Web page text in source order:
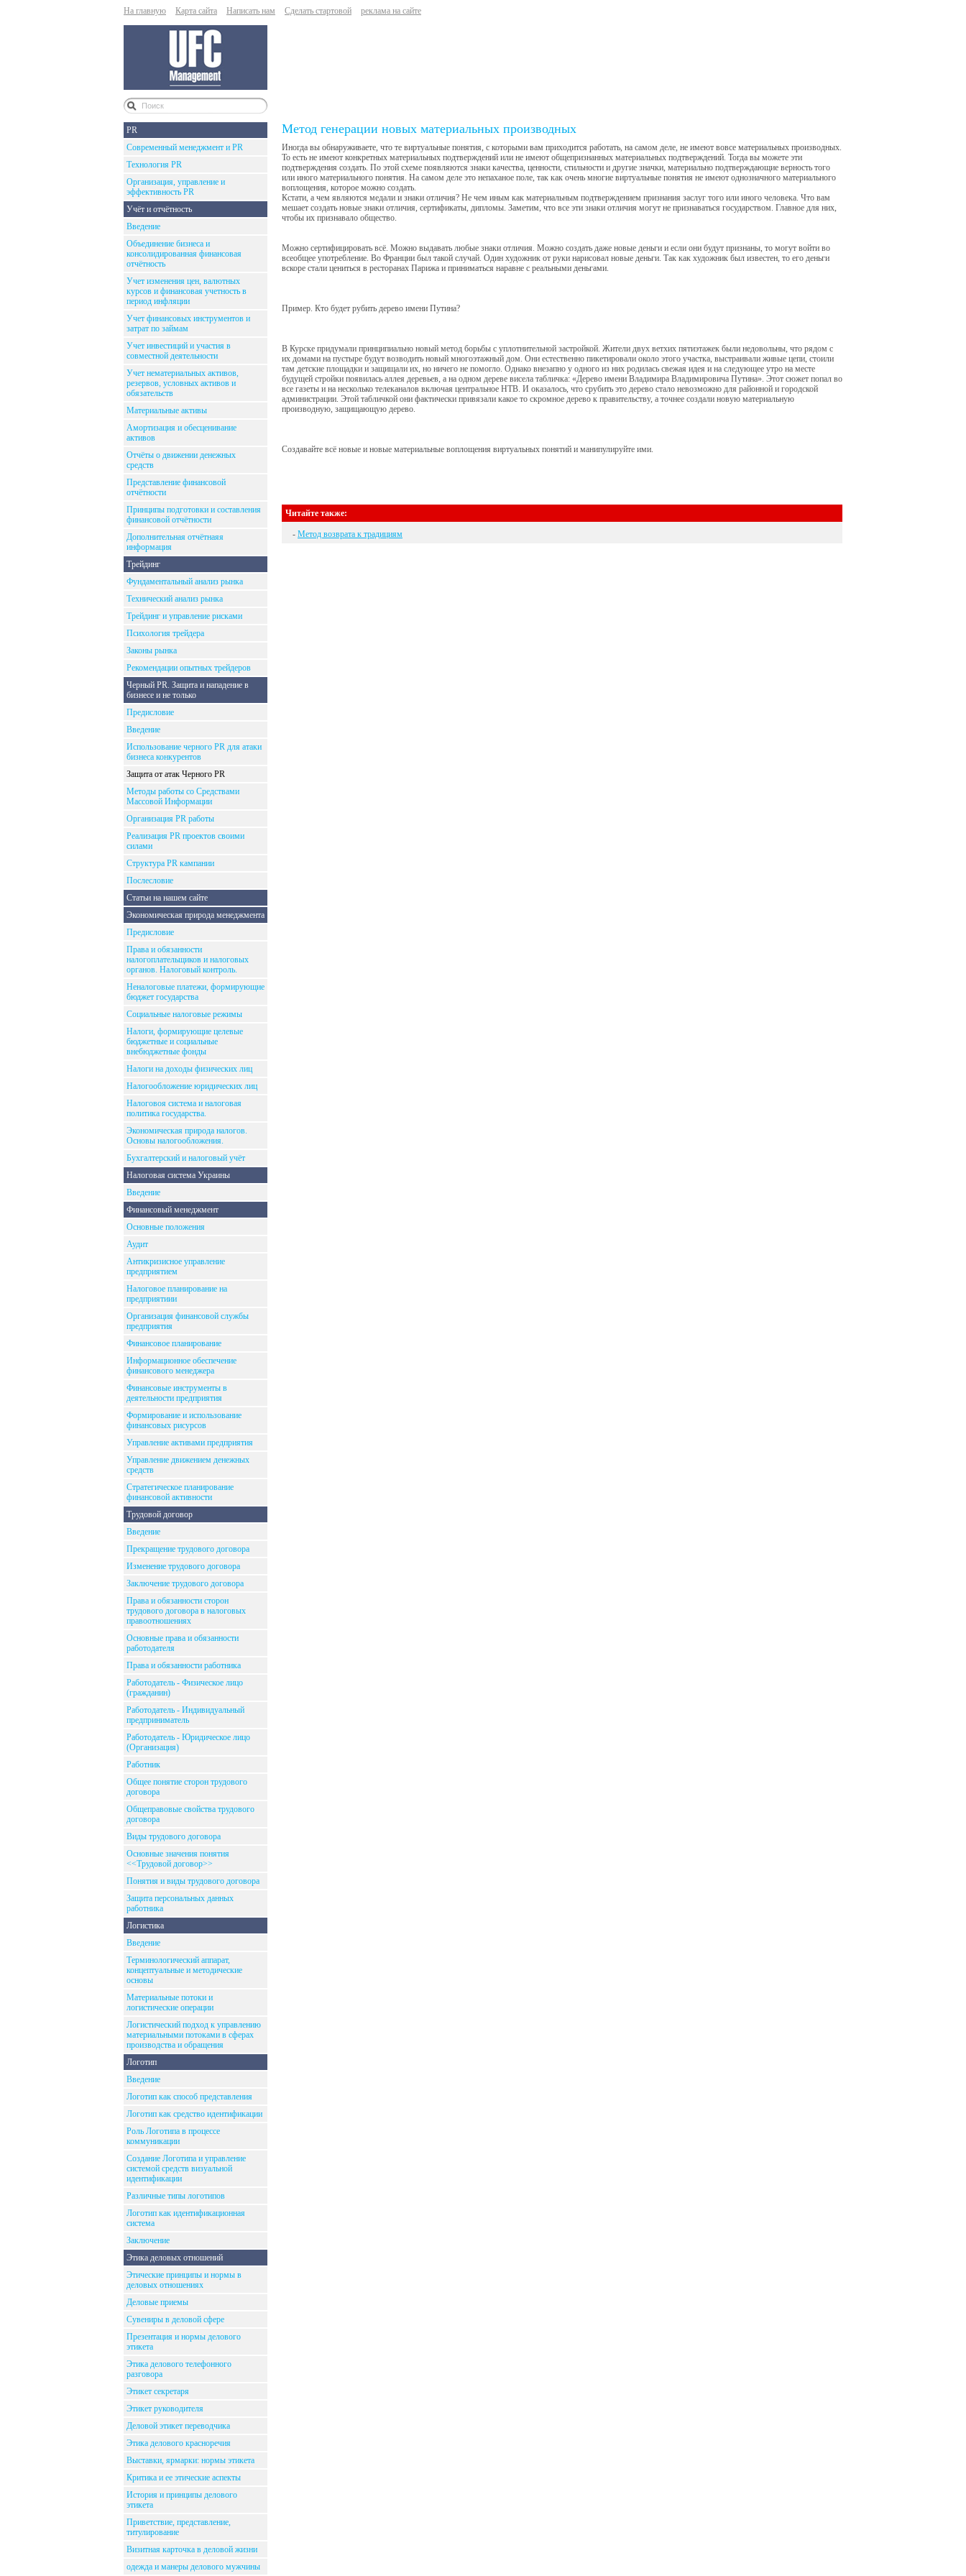
На главную Карта сайта Написать нам Сделать стартовой реклама на сайте
PR
Современный менеджмент и PR
Технология PR
Организация, управление и
эффективность PR
Учёт и отчётность
Введение
Объединение бизнеса и
консолидированная финансовая
отчётность
Учет изменения цен, валютных
курсов и финансовая учетность в
период инфляции
Учет финансовых инструментов и
затрат по займам
Учет инвестиций и участия в
совместной деятельности
Учет нематериальных активов,
резервов, условных активов и
обязательств
Материальные активы
Амортизация и обесценивание
активов
Отчёты о движении денежных
средств
Представление финансовой
отчётности
Принципы подготовки и составления
финансовой отчётности
Дополнительная отчётнаяя
информация
Трейдинг
Фундаментальный анализ рынка
Технический анализ рынка
Трейдинг и управление рисками
Психология трейдера
Законы рынка
Рекомендации опытных трейдеров
Черный PR. Защита и нападение в
бизнесе и не только
Предисловие
Введение
Использование черного PR для атаки
бизнеса конкурентов
Защита от атак Черного PR
Методы работы со Средствами
Массовой Информации
Организация PR работы
Реализация PR проектов своими
силами
Структура PR кампании
Послесловие
Статьи на нашем сайте
Экономическая природа менеджмента
Предисловие
Права и обязанности
налогоплательщиков и налоговых
органов. Налоговый контроль.
Неналоговые платежи, формирующие
бюджет государства
Социальные налоговые режимы
Налоги, формирующие целевые
бюджетные и социальные
внебюджетные фонды
Налоги на доходы физических лиц
Налогообложение юридических лиц
Налоговоя система и налоговая
политика государства.
Экономическая природа налогов.
Основы налогообложения.
Бухгалтерский и налоговый учёт
Налоговая система Украины
Введение
Финансовый менеджмент
Основные положения
Аудит
Антикризисное управление
предприятием
Налоговое планирование на
предприятиии
Организация финансовой службы
предприятия
Финансовое планирование
Информационное обеспечение
финансового менеджера
Финансовые инструменты в
деятельности предприятия
Формирование и использование
финансовых рисурсов
Управление активами предприятия
Управление движением денежных
средств
Стратегическое планирование
финансовой активности
Трудовой договор
Введение
Прекращение трудового договора
Изменение трудового договора
Заключение трудового договора
Права и обязанности сторон
трудового договора в налоговых
правоотношениях
Основные права и обязанности
работодателя
Права и обязанности работника
Работодатель - Физическое лицо
(гражданин)
Работодатель - Индивидуальный
предприниматель
Работодатель - Юридическое лицо
(Организация)
Работник
Общее понятие сторон трудового
договора
Общеправовые свойства трудового
договора
Виды трудового договора
Основные значения понятия
<<Трудовой договор>>
Понятия и виды трудового договора
Защита персональных данных
работника
Логистика
Введение
Терминологический аппарат,
концептуальные и методические
основы
Материальные потоки и
логистические операции
Логистический подход к управлению
материальными потоками в сферах
производства и обращения
Логотип
Введение
Логотип как способ представления
Логотип как средство идентификации
Роль Логотипа в процессе
коммуникации
Создание Логотипа и управление
системой средств визуальной
идентификации
Различные типы логотипов
Логотип как идентификационная
система
Заключение
Этика деловых отношений
Этические принципы и нормы в
деловых отношениях
Деловые приемы
Сувениры в деловой сфере
Презентация и нормы делового
этикета
Этика делового телефонного
разговора
Этикет секретаря
Этикет руководителя
Деловой этикет переводчика
Этика делового красноречия
Выставки, ярмарки: нормы этикета
Критика и ее этические аспекты
История и принципы делового
этикета
Приветствие, представление,
титулирование
Визитная карточка в деловой жизни
одежда и манеры делового мужчины
Метод генерации новых материальных производных
Иногда вы обнаруживаете, что те виртуальные понятия, с которыми вам приходится работать, на самом деле, не имеют вовсе материальных производных.
То есть не имеют конкретных материальных подтверждений или не имеют общепризнанных материальных подтверждений. Тогда вы можете эти
подтверждения создать. По этой схеме появляются знаки качества, ценности, стильности и другие значки, материально подтверждающие верность того
или иного материального понятия. На самом деле это непаханое поле, так как очень многие виртуальные понятия не имеют однозначного материального
воплощения, которое можно создать.
Кстати, а чем являются медали и знаки отличия? Не чем иным как материальным подтверждением признания заслуг того или иного человека. Что вам
мешает создать новые знаки отличия, сертификаты, дипломы. Заметим, что все эти знаки отличия могут не признаваться государством. Главное для них,
чтобы их признавало общество.
Можно сертифицировать всё. Можно выдавать любые знаки отличия. Можно создать даже новые деньги и если они будут признаны, то могут войти во
всеобщее употребление. Во Франции был такой случай. Один художник от руки нарисовал новые деньги. Так как художник был известен, то его деньги
вскоре стали цениться в ресторанах Парижа и приниматься наравне с реальными деньгами.
Пример. Кто будет рубить дерево имени Путина?
В Курске придумали принципиально новый метод борьбы с уплотнительной застройкой. Жители двух ветхих пятиэтажек были недовольны, что рядом с
их домами на пустыре будут возводить новый многоэтажный дом. Они естественно пикетировали около этого участка, выстраивали живые цепи, стоили
там детские площадки и защищали их, но ничего не помогло. Однако внезапно у одного из них родилась свежая идея и на следующее утро на месте
будущей стройки появилась аллея деревьев, а на одном дереве висела табличка: «Дерево имени Владимира Владимировича Путина». Этот сюжет попал во
все газеты и на несколько телеканалов включая центральное НТВ. И оказалось, что срубить это дерево стало невозможно для районной и городской
администрации. Этой табличкой они фактически привязали какое то скромное дерево к правительству, а точнее создали новую материальную
производную, защищающую дерево.
Создавайте всё новые и новые материальные воплощения виртуальных понятий и манипулируйте ими.
Читайте также:
- Метод возврата к традициям